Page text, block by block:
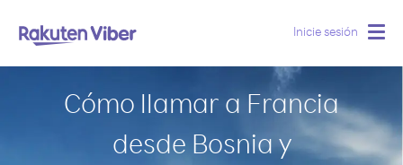
Inicie sesión
Cómo llamar a Francia
desde Bosnia y